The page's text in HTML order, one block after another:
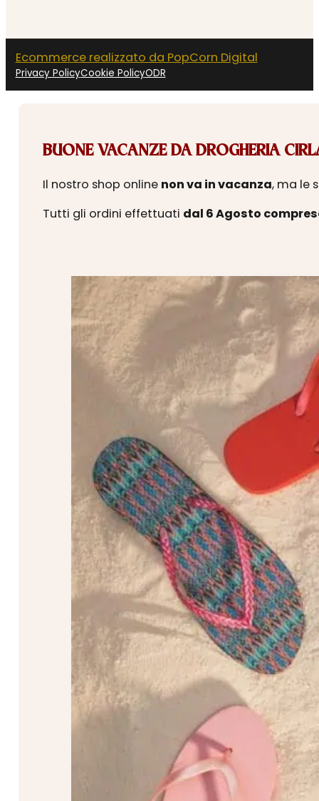
Ecommerce realizzato da PopCorn Digital
Privacy PolicyCookie PolicyODR
BUONE VACANZE DA DROGHERIA
Il nostro shop online non va in vacanza, ma le
Tutti gli ordini effettuati dal 6 Agosto